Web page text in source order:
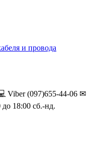
Viber (097)655-44-06 ✉
18:00 сб.-нд.